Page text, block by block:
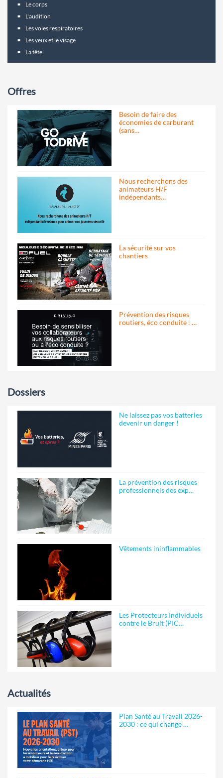
Le corps
L'audition
Les voies respiratoires
Les yeux et le visage
La tête
Offres
Besoin de faire des
économies de carburant
(sans…
Nous recherchons des
animateurs H/F
indépendants…
La sécurité sur vos
chantiers
Prévention des risques
routiers, éco conduite : …
Dossiers
Ne laissez pas vos batteries
devenir un danger !
La prévention des risques
professionnels des exp…
Vêtements ininflammables
Les Protecteurs Individuels
contre le Bruit (PIC…
Actualités
Plan Santé au Travail 2026-
2030 : ce qui change …